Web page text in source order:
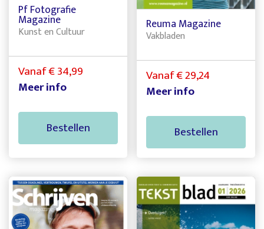
Pf Fotografie
Magazine
Kunst en Cultuur
Vanaf € 34,99
Meer info
Bestellen
Reuma Magazine
Vakbladen
Vanaf € 29,24
Meer info
Bestellen